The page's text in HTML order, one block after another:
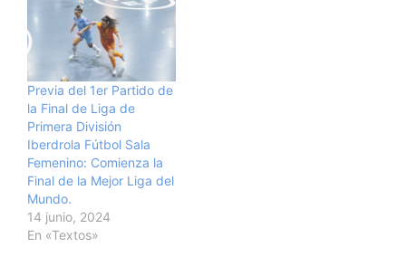
Previa del 1er Partido de
la Final de Liga de
Primera División
Iberdrola Fútbol Sala
Femenino: Comienza la
Final de la Mejor Liga del
Mundo.
14 junio, 2024
En «Textos»